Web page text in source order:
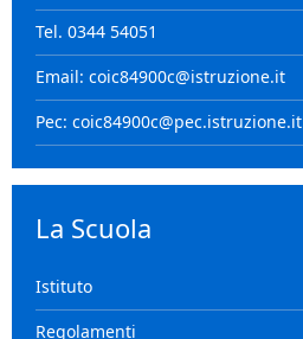
Tel. 0344 54051
Email: coic84900c@istruzione.it
Pec: coic84900c@pec.istruzione.it
La Scuola
Istituto
Regolamenti